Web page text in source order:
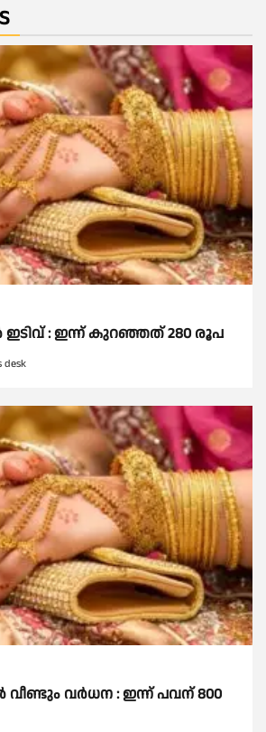
: ഇന്ന് കുറഞ്ഞത് 280 രൂപ
desk
വർധന : ഇന്ന് പവന് 800